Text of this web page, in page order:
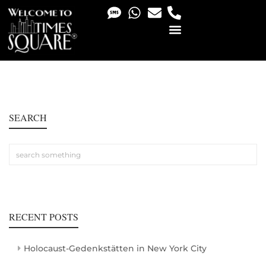
SEARCH
RECENT POSTS
Holocaust-Gedenkstätten in New York City